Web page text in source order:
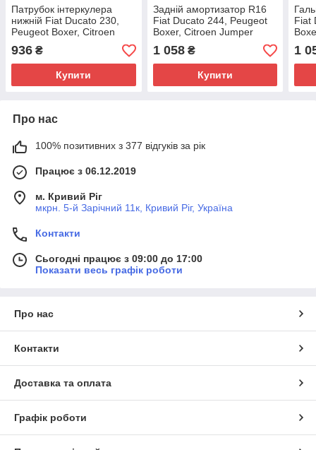
Патрубок інтеркулера
нижній Fiat Ducato 230,
Peugeot Boxer, Citroen
1307121080, 0382Q5
936 ₴
Купити
Задній амортизатор R16
Fiat Ducato 244, Peugeot
Boxer, Citroen Jumper
(2002-2006), 1329682080,
5206HL
1 058₴
Купити
Fiat
1
Про нас
100% позитивних з 377 відгуків за рік
Працює з 06.12.2019
м. Кривий Ріг
мкрн. 5-й Зарічний 11к, Кривий Ріг, Україна
Контакти
Сьогодні працює з 09:00 до 17:00
Показати весь графік роботи
Про нас
Контакти
Доставка та оплата
Графік роботи